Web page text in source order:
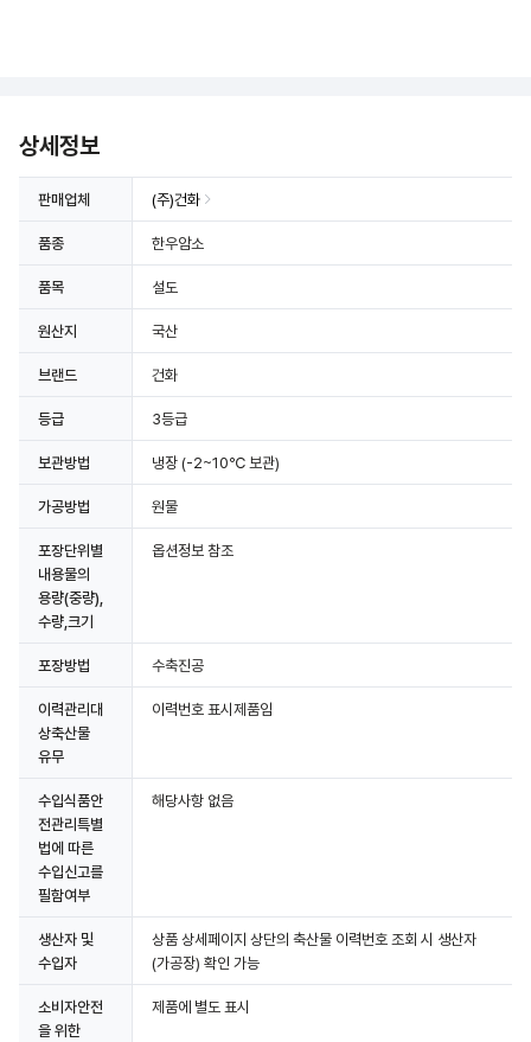
상세정보
판매업체 (주)건화
품종 한우암소
품목 설도
원산지 국산
브랜드 건화
등급 3등급
보관방법 냉장 (-2~10℃ 보관)
가공방법 원물
포장단위별
내용물의
용량(중량),
수량,크기
옵션정보 참조
포장방법 수축진공
이력관리대
상축산물
유무
이력번호 표시제품임
수입식품안
전관리특별
법에 따른
수입신고를
필함여부
해당사항 없음
생산자 및
수입자
상품 상세페이지 상단의 축산물 이력번호 조회 시 생산자
(가공장) 확인 가능
소비자안전
을 위한
제품에 별도 표시